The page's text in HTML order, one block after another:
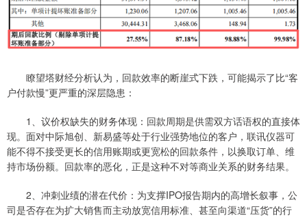
瞭望塔财经分析认为，回款效率的断崖式下跌，可能揭示了比“客
户付款慢”更严重的深层隐患：
1、议价权缺失的财务体现：回款周期是供需双方话语权的直接体
现。面对中际旭创、新易盛等处于行业强势地位的客户，联讯仪器可
能不得不接受更长的信用账期或更宽松的回款条件，以换取订单、维
持市场份额。回款率的恶化，正是这种不对等商业关系的财务结果。
2、冲刺业绩的潜在代价：为支撑IPO报告期内的高增长叙事，公
司是否存在为扩大销售而主动放宽信用标准、甚至向渠道“压货”的行